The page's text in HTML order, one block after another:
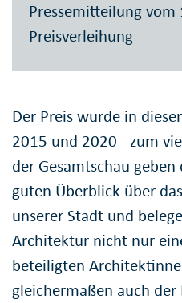
Pressemitteilung
Preisverleihung
Der Preis wurde in
2015 und 2020 - zum
der Gesamtschau geben
guten Überblick über
unserer Stadt und
Architektur nicht nur
beteiligten
gleichermaßen auch